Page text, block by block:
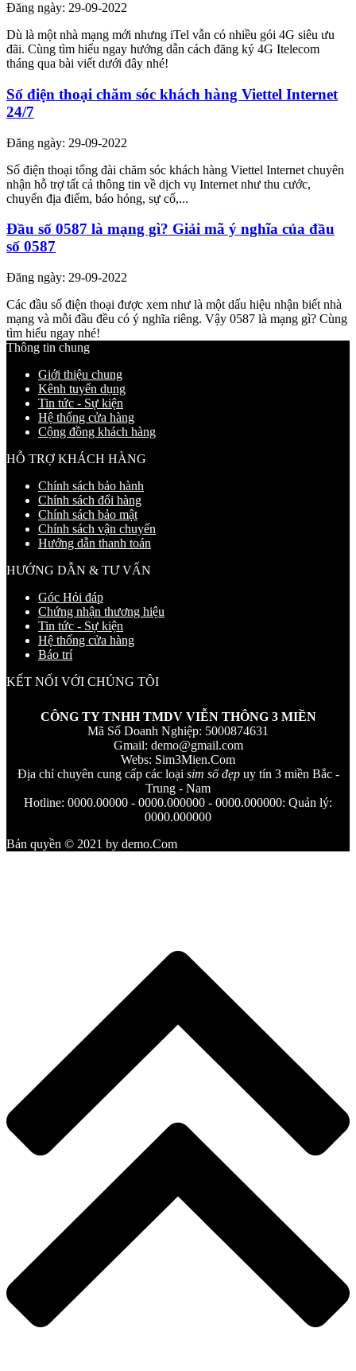
Đăng ngày: 29-09-2022
Dù là một nhà mạng mới nhưng iTel vẫn có nhiều gói 4G siêu ưu
đãi. Cùng tìm hiểu ngay hướng dẫn cách đăng ký 4G Itelecom
tháng qua bài viết dưới đây nhé!
Số điện thoại chăm sóc khách hàng Viettel Internet
24/7
Đăng ngày: 29-09-2022
Số điện thoại tổng đài chăm sóc khách hàng Viettel Internet chuyên
nhận hỗ trợ tất cả thông tin về dịch vụ Internet như thu cước,
chuyển địa điểm, báo hỏng, sự cố,...
Đầu số 0587 là mạng gì? Giải mã ý nghĩa của đầu
số 0587
Đăng ngày: 29-09-2022
Các đầu số điện thoại được xem như là một dấu hiệu nhận biết nhà
mạng và mỗi đầu đều có ý nghĩa riêng. Vậy 0587 là mạng gì? Cùng
tìm hiểu ngay nhé!
Thông tin chung
Giới thiệu chung
Kênh tuyển dụng
Tin tức - Sự kiện
Hệ thống cửa hàng
Cộng đồng khách hàng
HỖ TRỢ KHÁCH HÀNG
Chính sách bảo hành
Chính sách đổi hàng
Chính sách bảo mật
Chính sách vận chuyển
Hướng dẫn thanh toán
HƯỚNG DẪN & TƯ VẤN
Góc Hỏi đáp
Chứng nhận thương hiệu
Tin tức - Sự kiện
Hệ thống cửa hàng
Báo trí
KẾT NỐI VỚI CHÚNG TÔI
CÔNG TY TNHH TMDV VIỄN THÔNG 3 MIỀN
Mã Số Doanh Nghiệp: 5000874631
Gmail: demo@gmail.com
Webs: Sim3Mien.Com
Địa chỉ chuyên cung cấp các loại sim số đẹpuy tín 3 miền Bắc -
Trung - Nam
Hotline: 0000.00000 - 0000.000000 - 0000.000000: Quản lý:
0000.000000
Bản quyền © 2021 by demo.Com